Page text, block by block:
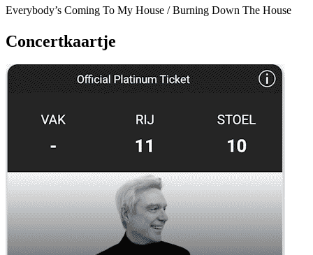
Everybody’s Coming To My House / Burning Down The House
Concertkaartje